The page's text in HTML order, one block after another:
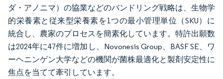
ダ・アノニマ）の協業などのバンドリング戦略は、生物学
的栄養素と従来型栄養素を1つの最小管理単位（SKU）に
統合し、農家のプロセスを簡素化しています。特許出願数
は2024年に47件に増加し、Novonesis Group、BASF SE、ワ
ーヘニンゲン大学などの機関が菌株最適化と製剤安定性に
焦点を当てて牽引しています。